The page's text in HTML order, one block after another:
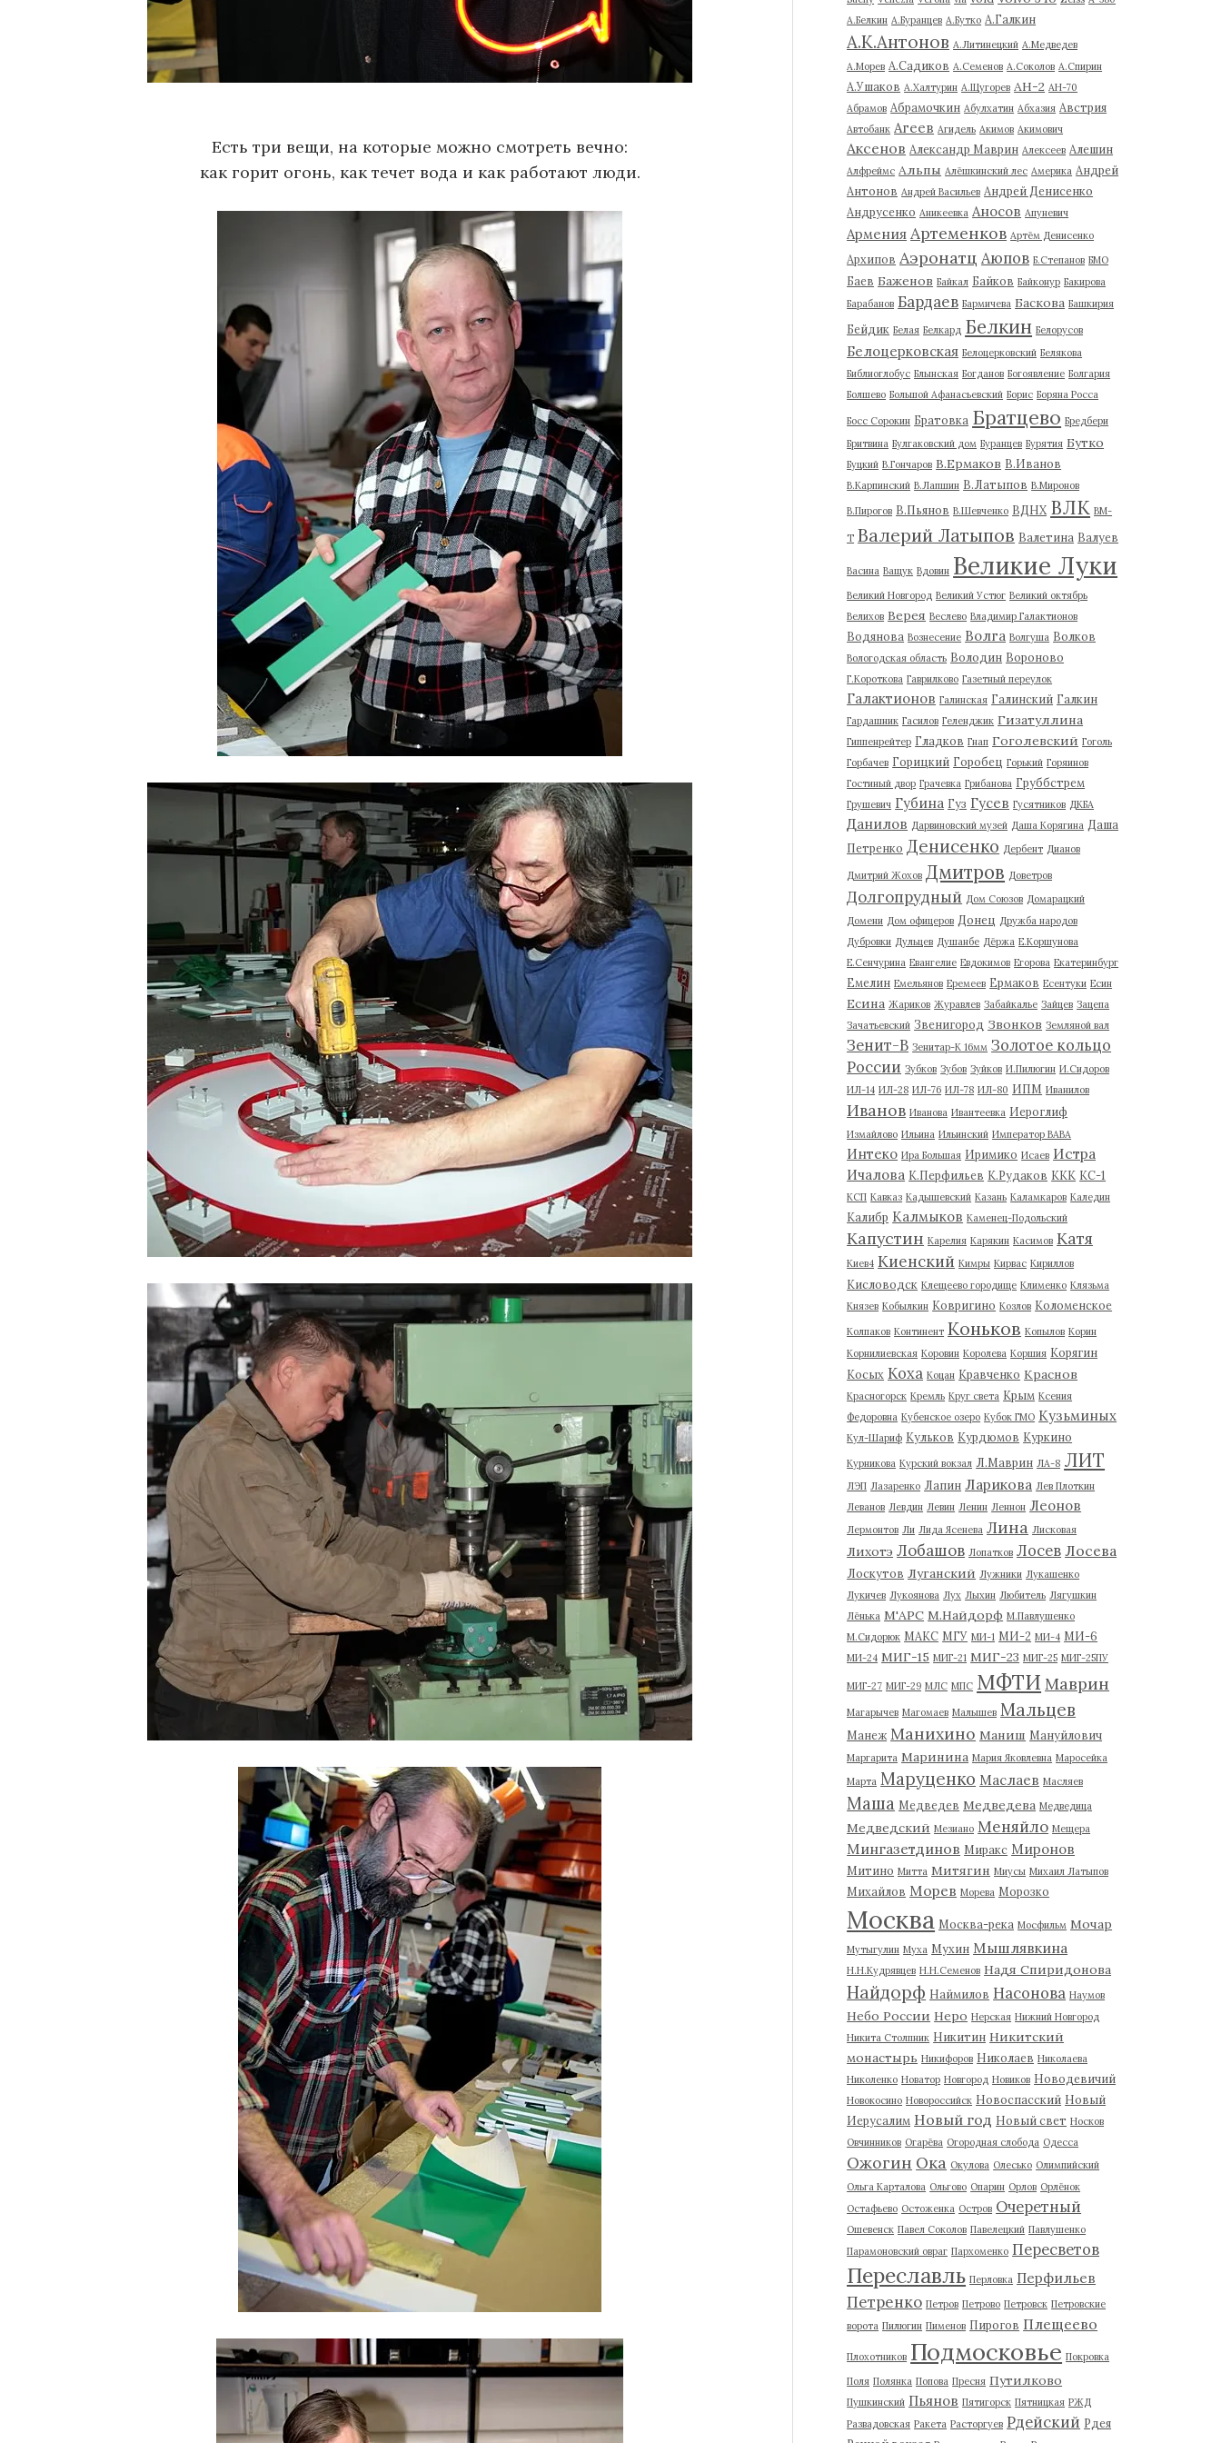
Есть три вещи, на которые можно смотреть вечно:
как горит огонь, как течет вода и как работают люди.
А.Белкин А.Буранцев А.Бутко А.Галкин
А.К.Антонов А.Литинецкий А.Медведев
А.Морев А.Садиков А.Семенов А.Соколов А.Спирин
А.Ушаков А.Халтурин А.Щугорев АН-2 АН-70
Абрамов Абрамочкин Абулхатин Абхазия Австрия
Автобанк Агеев Агидель Акимов Акимович
Аксенов Александр Маврин Алексеев Алешин
Алфреймс Альпы Алёшкинский лес Америка Андрей
Антонов Андрей Васильев Андрей Денисенко
Андрусенко Аникеевка Аносов Апуневич
Армения Артеменков Артём Денисенко
Архипов Аэронатц Аюпов Б.Степанов БМО
Баев Баженов Байкал Байков Байконур Бакирова
Барабанов Бардаев Бармичева Баскова Башкирия
Бейдик Белая Белкард Белкин Белорусов
Белоцерковская Белоцерковский Белякова
Библиоглобус Блынская Богданов Богоявление Болгария
Болшево Большой Афанасьевский Борис Боряна Росса
Босс Сорокин Братовка Братцево Бредбери
Бритвина Булгаковский дом Буранцев Бурятия Бутко
Буцкий В.Гончаров В.Ермаков В.Иванов
В.Карпинский В.Лапшин В.Латыпов В.Миронов
В.Пирогов В.Пьянов В.Шевченко ВДНХ ВЛК ВМ-
Т Валерий Латыпов Валетина Валуев
Васина Ващук Вдовин Великие Луки
Великий Новгород Великий Устюг Великий октябрь
Велихов Верея Веслево Владимир Галактионов
Водянова Вознесение Волга Волгуша Волков
Вологодская область Володин Вороново
Г.Короткова Гаврилково Газетный переулок
Галактионов Галинская Галинский Галкин
Гардашник Гасилов Геленджик Гизатуллина
Гиппенрейтер Гладков Гнап Гоголевский Гоголь
Горбачев Горицкий Горобец Горький Горяинов
Гостиный двор Грачевка Грибанова Груббстрем
Грушевич Губина Гуз Гусев Гусятников ДКБА
Данилов Дарвиновский музей Даша Корягина Даша
Петренко Денисенко Дербент Дианов
Дмитрий Жохов Дмитров Доветров
Долгопрудный Дом Союзов Домарацкий
Домени Дом офицеров Донец Дружба народов
Дубровки Дульцев Душанбе Дёржа Е.Коршунова
Е.Сенчурина Евангелие Евдокимов Егорова Екатеринбург
Емелин Емельянов Еремеев Ермаков Есентуки Есин
Есина Жариков Журавлев Забайкалье Зайцев Зацепа
Зачатьевский Звенигород Звонков Земляной вал
Зенит-В Зенитар-К 16мм Золотое кольцо
России Зубков Зубов Зуйков И.Пилюгин И.Сидоров
ИЛ-14 ИЛ-28 ИЛ-76 ИЛ-78 ИЛ-80 ИПМ Иванилов
Иванов Иванова Ивантеевка Иероглиф
Измайлово Ильина Ильинский Император ВАВА
Интеко Ира Большая Иримико Исаев Истра
Ичалова К.Перфильев К.Рудаков ККК КС-1
КСП Кавказ Кадышевский Казань Каламкаров Каледин
Калибр Калмыков Каменец-Подольский
Капустин Карелия Карякин Касимов Катя
Киев4 Киенский Кимры Кирвас Кириллов
Кисловодск Клещеево городище Клименко Клязьма
Князев Кобылкин Ковригино Козлов Коломенское
Колпаков Континент Коньков Копылов Корин
Корнилиевская Коровин Королева Коршия Корягин
Косых Коха Коцан Кравченко Краснов
Красногорск Кремль Круг света Крым Ксения
Федоровна Кубенское озеро Кубок ГМО Кузьминых
Кул-Шариф Кульков Курдюмов Куркино
Курникова Курский вокзал Л.Маврин ЛА-8 ЛИТ
ЛЭП Лазаренко Лапин Ларикова Лев Плоткин
Леванов Левдин Левин Ленин Леннон Леонов
Лермонтов Ли Лида Ясенева Лина Лисковая
Лихотэ Лобашов Лопатков Лосев Лосева
Лоскутов Луганский Лужники Лукашенко
Лукичев Лукоянова Лух Лыхин Любитель Лягушкин
Лёнька М'АРС М.Найдорф М.Павлушенко
М.Сидорюк МАКС МГУ МИ-1 МИ-2 МИ-4 МИ-6
МИ-24 МИГ-15 МИГ-21 МИГ-23 МИГ-25 МИГ-25ПУ
МИГ-27 МИГ-29 МЛС МПС МФТИ Маврин
Магарычев Магомаев Малышев Мальцев
Манеж Манихино Маниш Мануйлович
Маргарита Маринина Мария Яковлевна Маросейка
Марта Маруценко Маслаев Масляев
Маша Медведев Медведева Медведица
Медведский Мезиано Меняйло Мещера
Мингазетдинов Миракс Миронов
Митино Митта Митягин Миусы Михаил Латыпов
Михайлов Морев Морева Морозко
Москва Москва-река Мосфильм Мочар
Мутыгулин Муха Мухин Мышлявкина
Н.Н.Кудрявцев Н.Н.Семенов Надя Спиридонова
Найдорф Наймилов Насонова Наумов
Небо России Неро Нерская Нижний Новгород
Никита Столпник Никитин Никитский
монастырь Никифоров Николаев Николаева
Николенко Новатор Новгород Новиков Новодевичий
Новокосино Новороссийск Новоспасский Новый
Иерусалим Новый год Новый свет Носков
Овчинников Огарёва Огородная слобода Одесса
Ожогин Ока Окулова Олесько Олимпийский
Ольга Карталова Ольгово Опарин Орлов Орлёнок
Остафьево Остоженка Остров Очеретный
Ошевенск Павел Соколов Павелецкий Павлушенко
Парамоновский овраг Пархоменко Пересветов
Переславль Перловка Перфильев
Петренко Петров Петрово Петровск Петровские
ворота Пилюгин Пименов Пирогов Плещеево
Плохотников Подмосковье Покровка
Поля Полянка Попова Пресня Путилково
Пушкинский Пьянов Пятигорск Пятницкая РЖД
Развадовская Ракета Расторгуев Рдейский Рдея